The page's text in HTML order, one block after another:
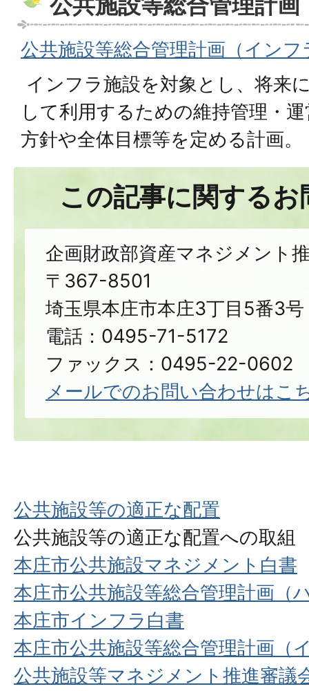
公共施設等総合管理計画（インフ
インフラ施設を対象とし、将来
して利用するための維持管理・
方針や全体目標等を定める計画。
この記事に関する
企画財政部資産マネジメント
〒367-8501
埼玉県本庄市本庄3丁目5番3号
電話：0495-71-5172
ファックス：0495-22-0602
メールでのお問い合わせはこ
公共施設等の適正な配置
公共施設等の適正な配置への取組
本庄市公共施設マネジメント白書
本庄市公共施設等総合管理計画（
本庄市インフラ白書
本庄市公共施設等総合管理計画（
公共施設等マネジメント推進審議